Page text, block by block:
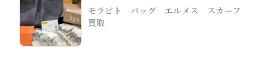
モラビト バッグ エルメス スカーフ
買取